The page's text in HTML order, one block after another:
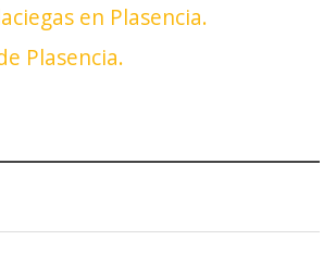
en Plasencia.
Plasencia.